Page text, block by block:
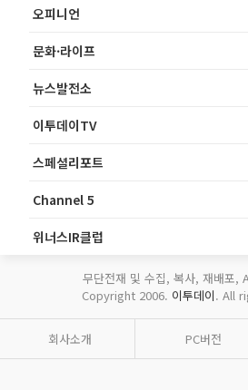
오피니언
문화·라이프
뉴스발전소
이투데이TV
스페셜리포트
Channel 5
위너스IR클럽
무단전재 및 수집, 복사, 재배포,
Copyright 2006. 이투데이. All
회사소개 PC버전